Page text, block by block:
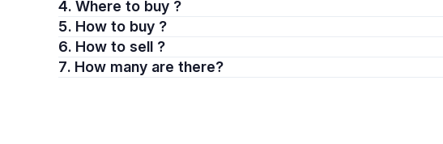
4. Where to buy ?
5. How to buy ?
6. How to sell ?
7. How many are there?